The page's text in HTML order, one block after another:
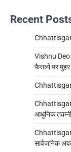
Recent
Vishnu Deo
फैसलों पर मुहर
आधुनिक
Chhattisgarh
सार्वजनिक